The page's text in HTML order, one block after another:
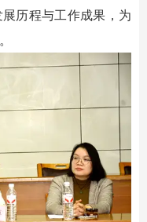
历程与工作成果，为